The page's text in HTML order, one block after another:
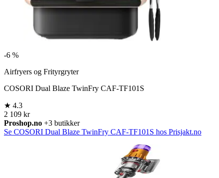
-6 %
Airfryers og Frityrgryter
COSORI Dual Blaze TwinFry CAF-TF101S
★ 4.3
2 109 kr
Proshop.no +3 butikker
Se COSORI Dual Blaze TwinFry CAF-TF101S hos Prisjakt.no